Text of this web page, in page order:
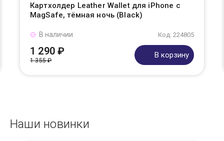
Картхолдер Leather Wallet для iPhone с
MagSafe, тёмная ночь (Black)
Код: 224805
В наличии
1 290 ₽
1 355 ₽
В корзину
Наши новинки